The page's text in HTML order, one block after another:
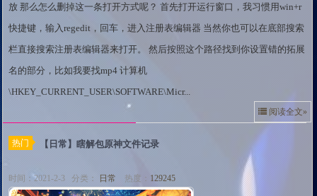
放 那么怎么删掉这一条打开方式呢？ 首先打开运行窗口，我习惯用win+r
快捷键，输入regedit，回车，进入注册表编辑器 当然你也可以在底部搜索
栏直接搜索注册表编辑器来打开。 然后按照这个路径找到你设置错的拓展
名的部分，比如我要找mp4 计算机
\HKEY_CURRENT_USER\SOFTWARE\Micr...
阅读全文»
热门 【日常】瞎解包原神文件记录
时间：2021-2-3 分类： 日常 热度： 129245